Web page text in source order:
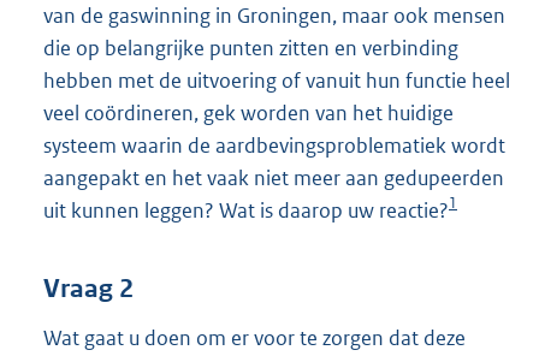
van de gaswinning in Groningen, maar ook mensen
die op belangrijke punten zitten en verbinding
hebben met de uitvoering of vanuit hun functie heel
veel coördineren, gek worden van het huidige
systeem waarin de aardbevingsproblematiek wordt
aangepakt en het vaak niet meer aan gedupeerden
uit kunnen leggen? Wat is daarop uw reactie?1
Vraag 2
Wat gaat u doen om er voor te zorgen dat deze